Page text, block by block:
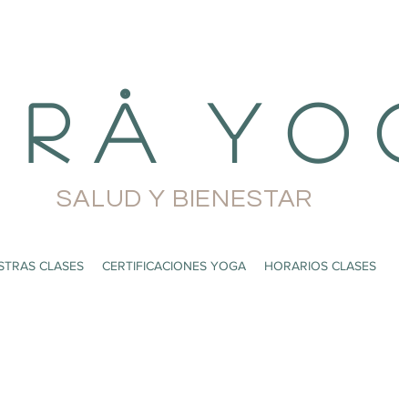
r å Y o
CLASES CERTIFICACIONES YOGA HORARIOS CLASES
SALUD Y BIENESTAR